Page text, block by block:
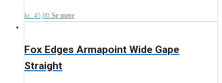
kr. 45,00 Se mere
Fox Edges Armapoint Wide Gape
Straight